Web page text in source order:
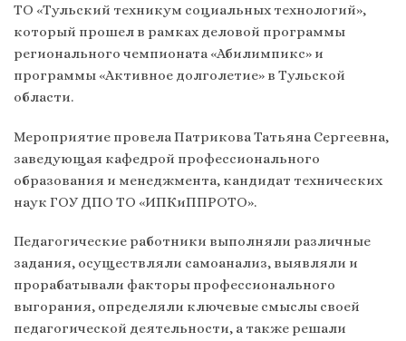
ТО «Тульский техникум социальных технологий»,
который прошел в рамках деловой программы
регионального чемпионата «Абилимпикс» и
программы «Активное долголетие» в Тульской
области.
Мероприятие провела Патрикова Татьяна Сергеевна,
заведующая кафедрой профессионального
образования и менеджмента, кандидат технических
наук ГОУ ДПО ТО «ИПКиППРОТО».
Педагогические работники выполняли различные
задания, осуществляли самоанализ, выявляли и
прорабатывали факторы профессионального
выгорания, определяли ключевые смыслы своей
педагогической деятельности, а также решали